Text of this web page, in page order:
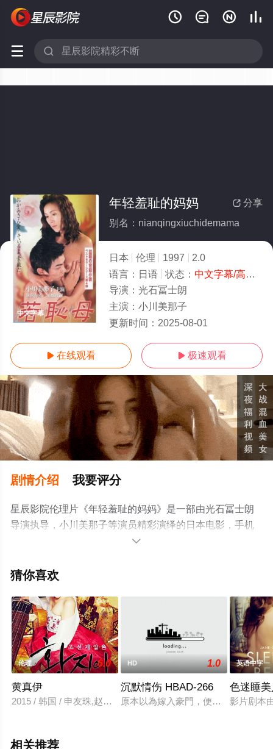
   
 
中文字幕
 分享
年轻羞耻的妈妈
别名：nianqingxiuchidemama
日本 伦理 1997
2.0
语言： 日语 状态： 中文字幕/高清
导演： 光石冨士朗
主演： 小川美那子
更新时间： 2025-08-01
 在线观看  极速观看
剧情介绍 我要评分
星辰影院伦理片《年轻羞耻的妈妈》是一部由光石冨士朗
导演执导，小川美那子等演员精彩演绎的日本电影，手机
免费观看高清未删减完整版电影大全就上星辰电影院，更
解。

猜你喜欢
伦理 6.0
黄真伊
2015 / 韩国 / 申友珠,赵胜渊
HD 1.0
沉默情伤 HBAD-266
原本以為嫁入豪門，便可像小公主般
英语中字
色迷睡
影片剧本
相关推荐